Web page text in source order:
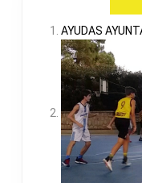
AYUDAS